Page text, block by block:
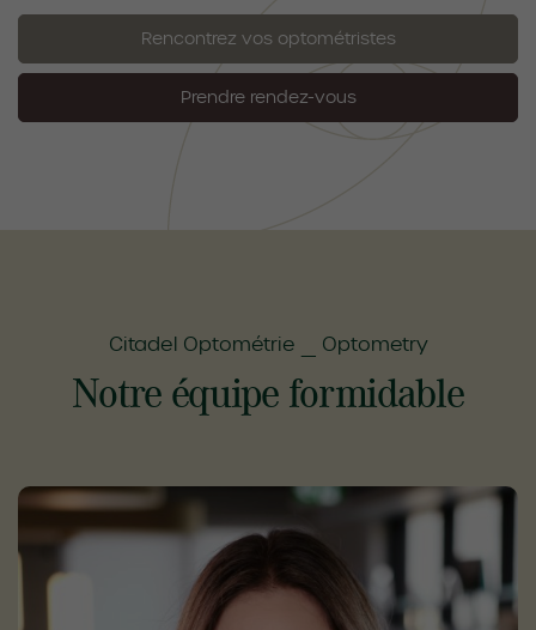
Rencontrez vos optométristes
Prendre rendez-vous
Citadel Optométrie _ Optometry
Notre équipe formidable